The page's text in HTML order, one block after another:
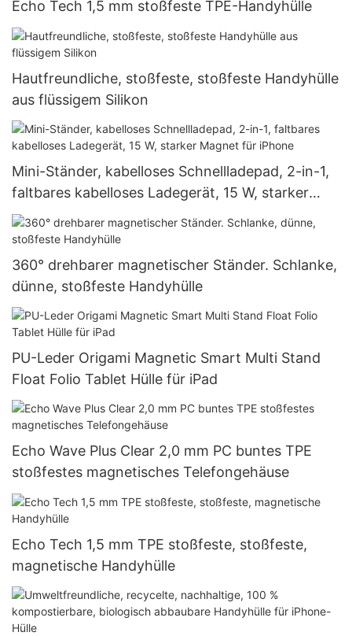
Echo Tech 1,5 mm stoßfeste TPE-Handyhülle
Hautfreundliche, stoßfeste, stoßfeste Handyhülle
aus flüssigem Silikon
Mini-Ständer, kabelloses Schnellladepad, 2-in-1,
faltbares kabelloses Ladegerät, 15 W, starker
Magnet für iPhone
360° drehbarer magnetischer Ständer. Schlanke,
dünne, stoßfeste Handyhülle
PU-Leder Origami Magnetic Smart Multi Stand
Float Folio Tablet Hülle für iPad
Echo Wave Plus Clear 2,0 mm PC buntes TPE
stoßfestes magnetisches Telefongehäuse
Echo Tech 1,5 mm TPE stoßfeste, stoßfeste,
magnetische Handyhülle